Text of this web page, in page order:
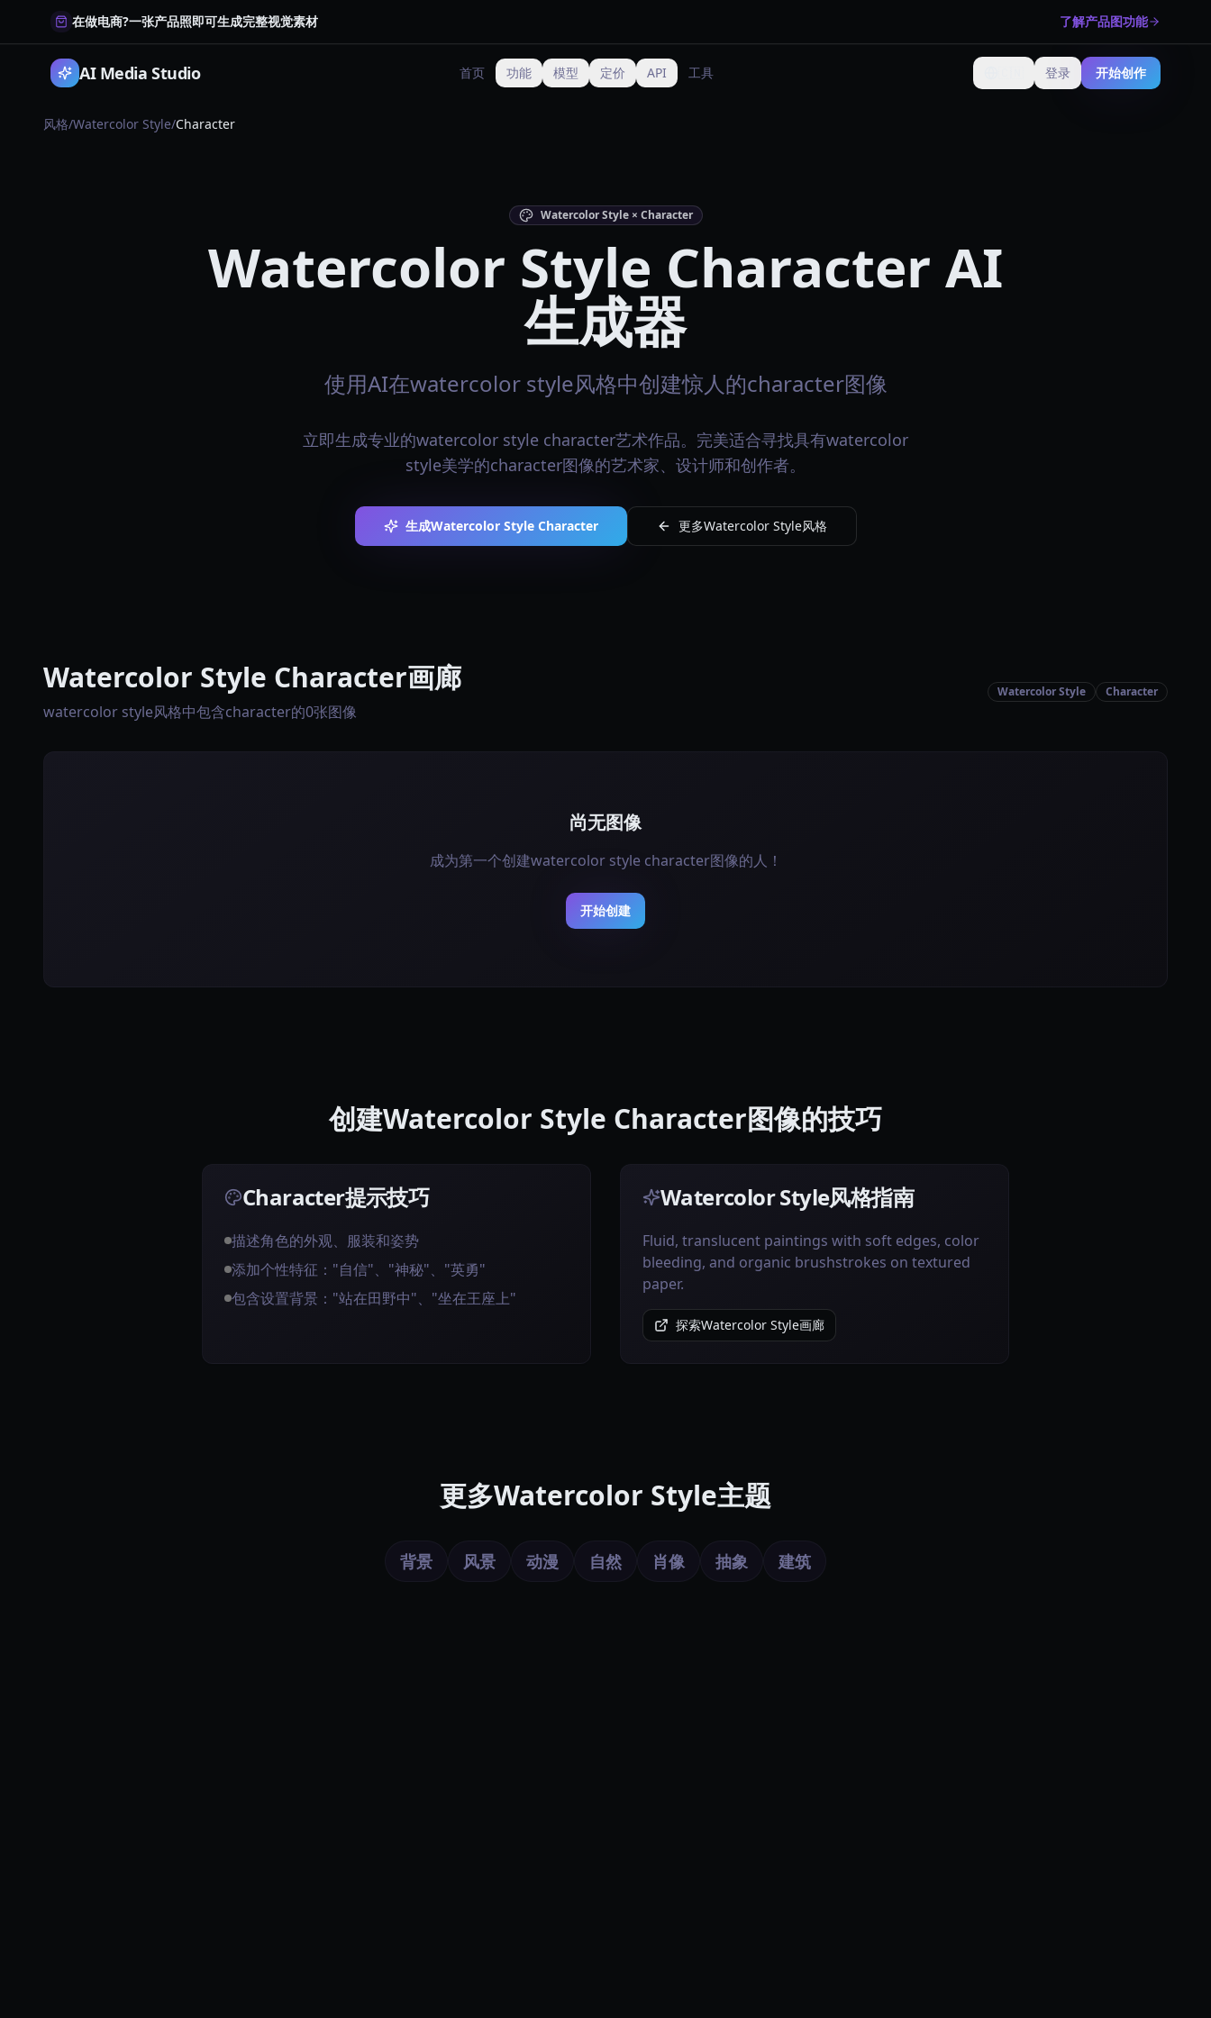
在做电商?一张产品照即可生成完整视觉素材 了解产品图功能
AI Media Studio 首页 功能 模型 定价 API 工具 更改语言登录 开始创作
风格/Watercolor Style/Character
Watercolor Style × Character
Watercolor Style Character AI
生成器
使用AI在watercolor style风格中创建惊人的character图像
立即生成专业的watercolor style character艺术作品。完美适合寻找具有watercolor
style美学的character图像的艺术家、设计师和创作者。
生成Watercolor Style Character 更多Watercolor Style风格
Watercolor Style Character画廊
watercolor style风格中包含character的0张图像
Watercolor Style Character
尚无图像
成为第一个创建watercolor style character图像的人！
开始创建
创建Watercolor Style Character图像的技巧
Character提示技巧
描述角色的外观、服装和姿势
添加个性特征："自信"、"神秘"、"英勇"
包含设置背景："站在田野中"、"坐在王座上"
Watercolor Style风格指南
Fluid, translucent paintings with soft edges, color
bleeding, and organic brushstrokes on textured
paper.
探索Watercolor Style画廊
更多Watercolor Style主题
背景 风景 动漫 自然 肖像 抽象 建筑